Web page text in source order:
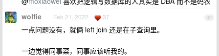
42
wolfie Feb 21, 2022 37
一点问题没有，就俩 left join 还是在子查询里。
一边觉得同事菜，同事应该听我的。